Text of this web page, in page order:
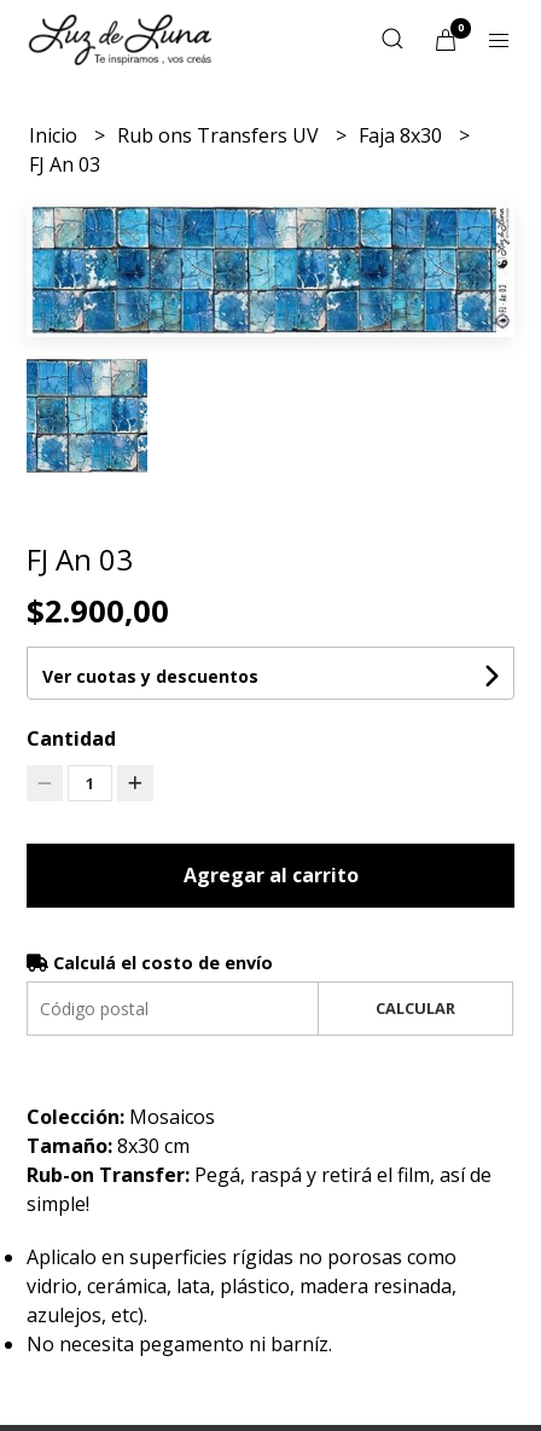
0
Inicio Rub ons Transfers UV
Faja 8x30
FJ An 03
FJ An 03
$2.900,00
Ver cuotas y descuentos
Cantidad
1
Agregar al carrito
Calculá el costo de envío
CALCULAR
Colección: Mosaicos
Tamaño:8x30 cm
Rub-on Transfer: Pegá, raspá y retirá el film, así de
simple!
Aplicalo en superficies rígidas no porosas como
vidrio, cerámica, lata, plástico, madera resinada,
azulejos, etc).
No necesita pegamento ni barníz.